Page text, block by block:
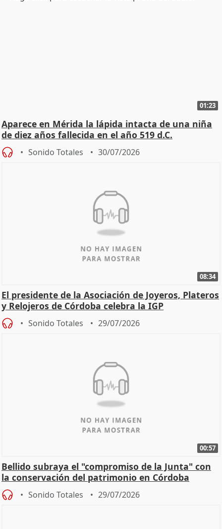
01:23
Aparece en Mérida la lápida intacta de una niña
de diez años fallecida en el año 519 d.C.
Sonido Totales 30/07/2026
08:34
El presidente de la Asociación de Joyeros, Plateros
y Relojeros de Córdoba celebra la IGP
Sonido Totales 29/07/2026
00:57
Bellido subraya el "compromiso de la Junta" con
la conservación del patrimonio en Córdoba
Sonido Totales 29/07/2026